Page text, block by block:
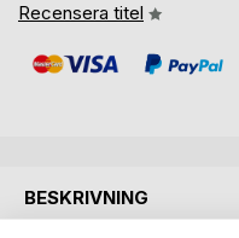
Recensera titel
BESKRIVNING